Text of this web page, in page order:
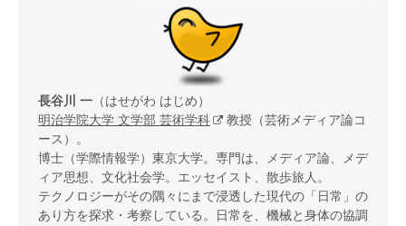
長谷川 一 （はせがわ はじめ）
明治学院大学 文学部 芸術学科
教授（芸術メディア論コ
ース）。
博士（学際情報学）東京大学。専門は、メディア論、メデ
ィア思想、文化社会学。エッセイスト、散歩旅人。
テクノロジーがその隅々にまで浸透した現代の「日常」の
あり方を探求・考察している。日常を、機械と身体の協調